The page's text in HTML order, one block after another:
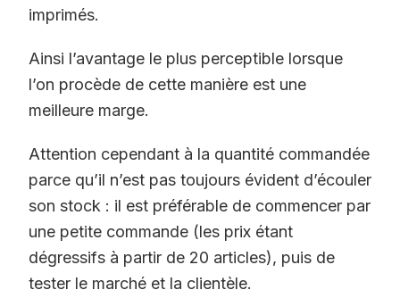
imprimés.
Ainsi l’avantage le plus perceptible lorsque
l’on procède de cette manière est une
meilleure marge.
Attention cependant à la quantité commandée
parce qu’il n’est pas toujours évident d’écouler
son stock : il est préférable de commencer par
une petite commande (les prix étant
dégressifs à partir de 20 articles), puis de
tester le marché et la clientèle.